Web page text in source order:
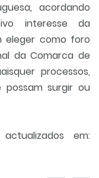
acordando
interesse da
eleger como foro
da Comarca de
processos,
possam surgir ou
em: